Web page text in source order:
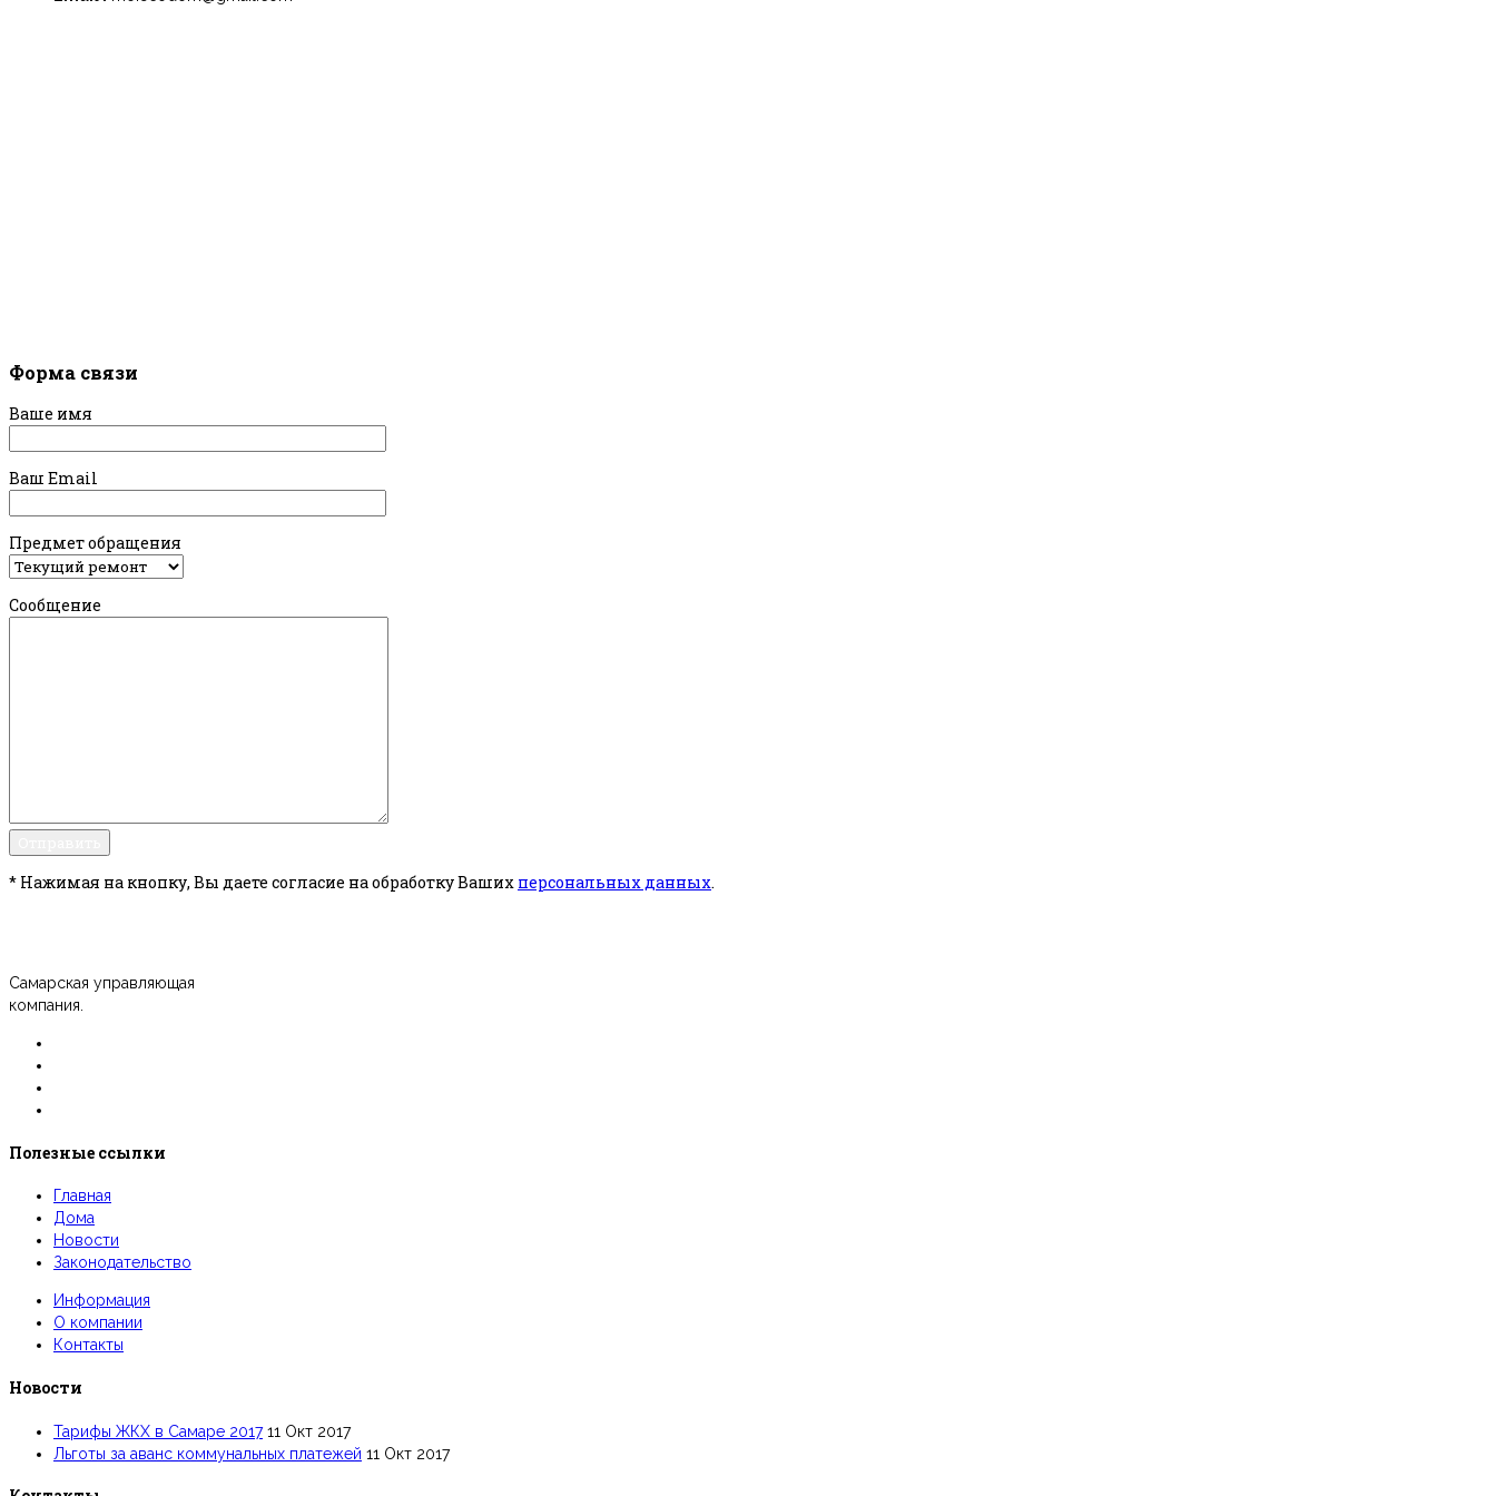
Форма связи
Ваше имя
Ваш Email
Предмет обращения
Сообщение
* Нажимая на кнопку, Вы даете согласие на обработку Ваших персональных данных.
Самарская управляющая
компания.
Полезные ссылки
Главная
Дома
Новости
Законодательство
Информация
О компании
Контакты
Новости
Тарифы ЖКХ в Самаре 2017 11 Окт 2017
Льготы за аванс коммунальных платежей 11 Окт 2017